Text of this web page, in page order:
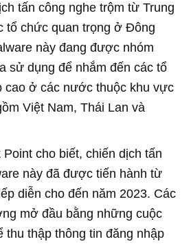
tấn công nghe trộm từ Trung
tổ chức quan trọng ở Đông
này đang được nhóm
sử dụng để nhắm đến các tổ
cao ở các nước thuộc khu vực
Việt Nam, Thái Lan và
cho biết, chiến dịch tấn
này đã được tiến hành từ
diễn cho đến năm 2023. Các
mở đầu bằng những cuộc
thu thập thông tin đăng nhập